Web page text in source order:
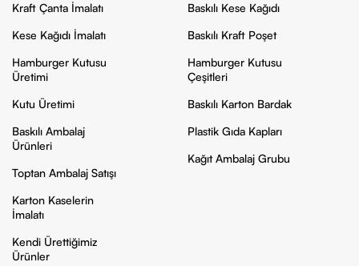
Kraft Çanta İmalatı
Kese Kağıdı İmalatı
Hamburger Kutusu
Üretimi
Kutu Üretimi
Baskılı Ambalaj
Ürünleri
Toptan Ambalaj Satışı
Karton Kaselerin
İmalatı
Kendi Ürettiğimiz
Ürünler
Baskılı Kese Kağıdı
Baskılı Kraft Poşet
Hamburger Kutusu
Çeşitleri
Baskılı Karton Bardak
Plastik Gıda Kapları
Kağıt Ambalaj Grubu